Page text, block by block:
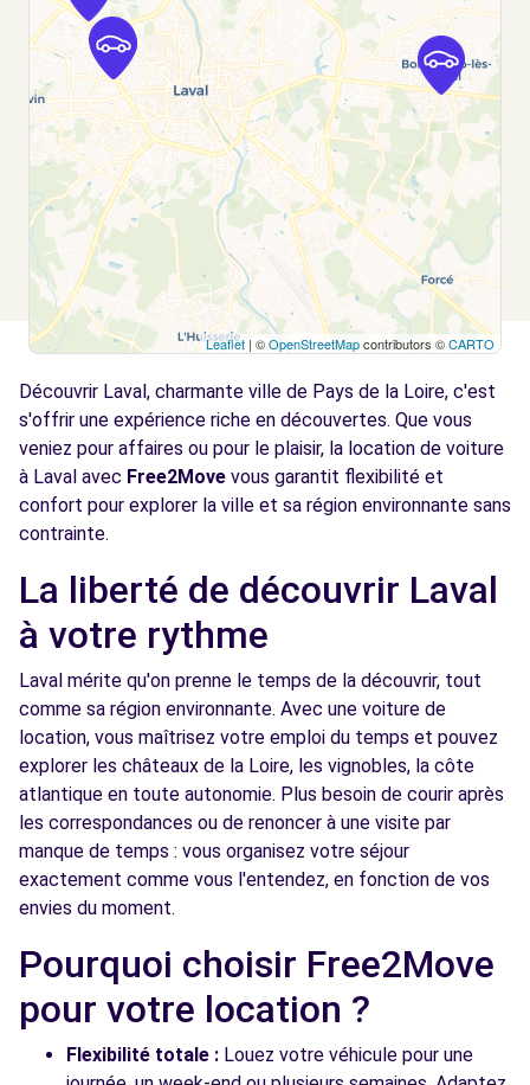
Voir l'agence
Leaflet | ©OpenStreetMapcontributors ©CARTO
Découvrir Laval, charmante ville de Pays de la Loire, c'est
s'offrir une expérience riche en découvertes. Que vous
veniez pour affaires ou pour le plaisir, la location de voiture
à Laval avec Free2Move vous garantit flexibilité et
confort pour explorer la ville et sa région environnante sans
contrainte.
La liberté de découvrir Laval
à votre rythme
Laval mérite qu'on prenne le temps de la découvrir, tout
comme sa région environnante. Avec une voiture de
location, vous maîtrisez votre emploi du temps et pouvez
explorer les châteaux de la Loire, les vignobles, la côte
atlantique en toute autonomie. Plus besoin de courir après
les correspondances ou de renoncer à une visite par
manque de temps : vous organisez votre séjour
exactement comme vous l'entendez, en fonction de vos
envies du moment.
Pourquoi choisir Free2Move
pour votre location ?
Flexibilité totale : Louez votre véhicule pour une